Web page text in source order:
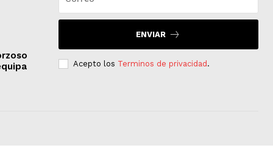
ENVIAR
Acepto los Terminos de privacidad .